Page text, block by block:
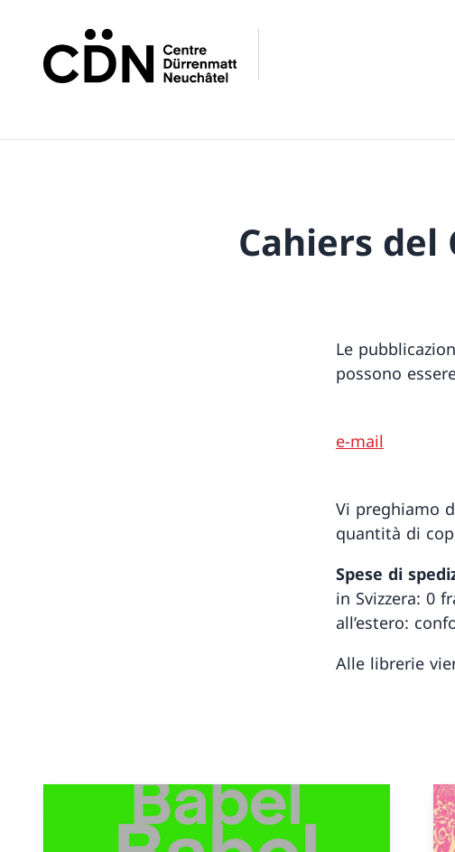
Cahiers del
Le
possono
e-mail
Vi preghiamo
quantità di
Spese di
in Svizzera: 0
all’estero:
Alle librerie